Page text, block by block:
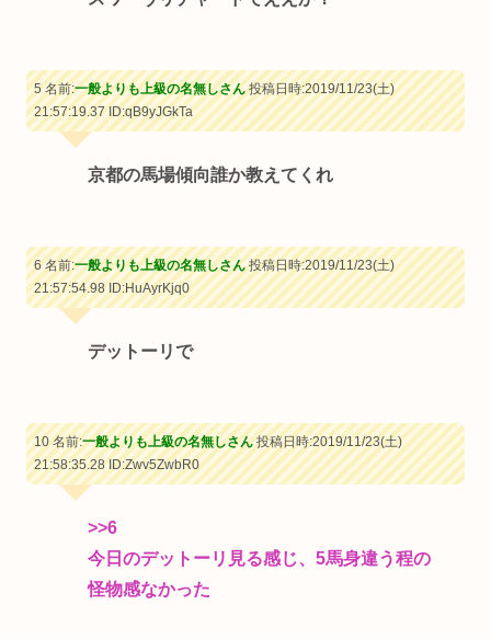
5 名前:一般よりも上級の名無しさん投稿日時:2019/11/23(土)
21:57:19.37ID:qB9yJGkTa
京都の馬場傾向誰か教えてくれ
6 名前:一般よりも上級の名無しさん投稿日時:2019/11/23(土)
21:57:54.98ID:HuAyrKjq0
デットーリで
10 名前:一般よりも上級の名無しさん投稿日時:2019/11/23(土)
21:58:35.28ID:Zwv5ZwbR0
>>6
今日のデットーリ見る感じ、5馬身違う程の
怪物感なかった